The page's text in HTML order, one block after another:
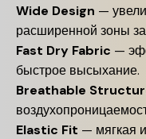
Wide Design —
расширенной зоны
Fast Dry Fabric —
быстрое высыхание.
Breathable
Elastic Fit — мягкая